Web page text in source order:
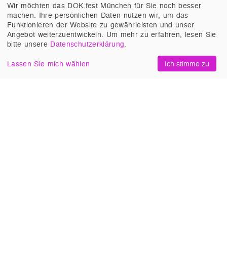
Glied. Eine Dystopologie.
#Politik und Gesellschaft,#Nominierte megaherz Student
Award,#Geschichte,#Sexualität, Gender LGBTQIA+
#Kunst und Kultur,#@home,
Wir möchten das DOK.fest München für Sie noch besser
machen. Ihre persönlichen Daten nutzen wir, um das
Funktionieren der Website zu gewährleisten und unser
Angebot weiterzuentwickeln. Um mehr zu erfahren, lesen Sie
bitte unsere Datenschutzerklärung.
Lassen Sie mich wählen Ich stimme zu